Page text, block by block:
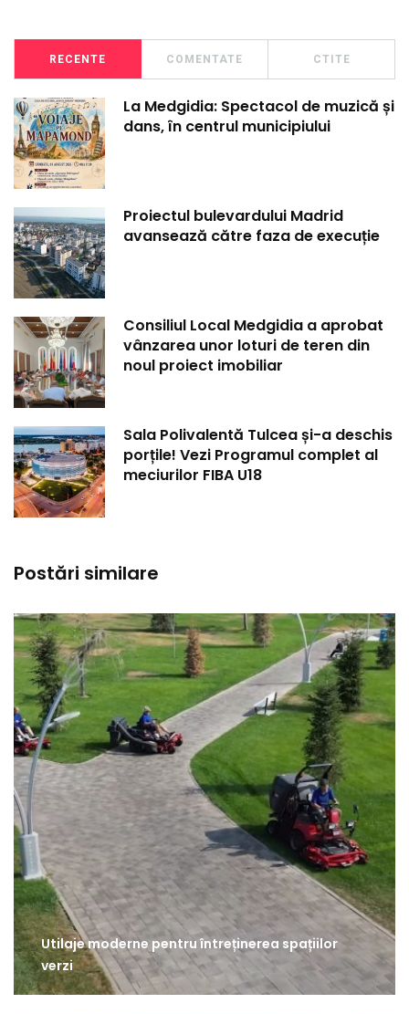
RECENTE COMENTATE CTITE
La Medgidia: Spectacol de muzică și
dans, în centrul municipiului
Proiectul bulevardului Madrid
avansează către faza de execuție
Consiliul Local Medgidia a aprobat
vânzarea unor loturi de teren din
noul proiect imobiliar
Sala Polivalentă Tulcea și-a deschis
porțile! Vezi Programul complet al
meciurilor FIBA U18
Postări similare
Utilaje moderne pentru întreținerea spațiilor
verzi